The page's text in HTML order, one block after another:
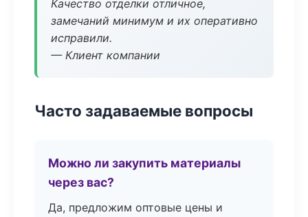
Качество отделки отличное,
замечаний минимум и их оперативно
исправили.
— Клиент компании
Часто задаваемые вопросы
Можно ли закупить материалы
через вас?
Да, предложим оптовые цены и